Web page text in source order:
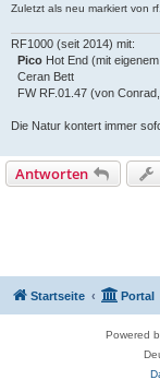
Zuletzt als neu markiert von
RF1000 (seit 2014) mit:
Pico Hot End (mit
Ceran Bett
FW RF.01.47 (von
Die Natur kontert immer
Antworten
Startseite Portal
Powered